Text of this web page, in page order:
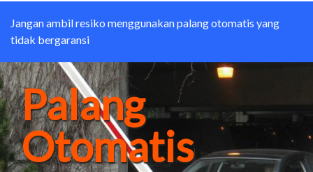
Jangan ambil resiko menggunakan palang otomatis yang
tidak bergaransi
Palang
Otomatis